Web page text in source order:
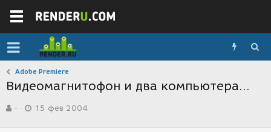
Adobe Premiere
Видеомагнитофон и два компьютера...
в-
а
15 фев 2004